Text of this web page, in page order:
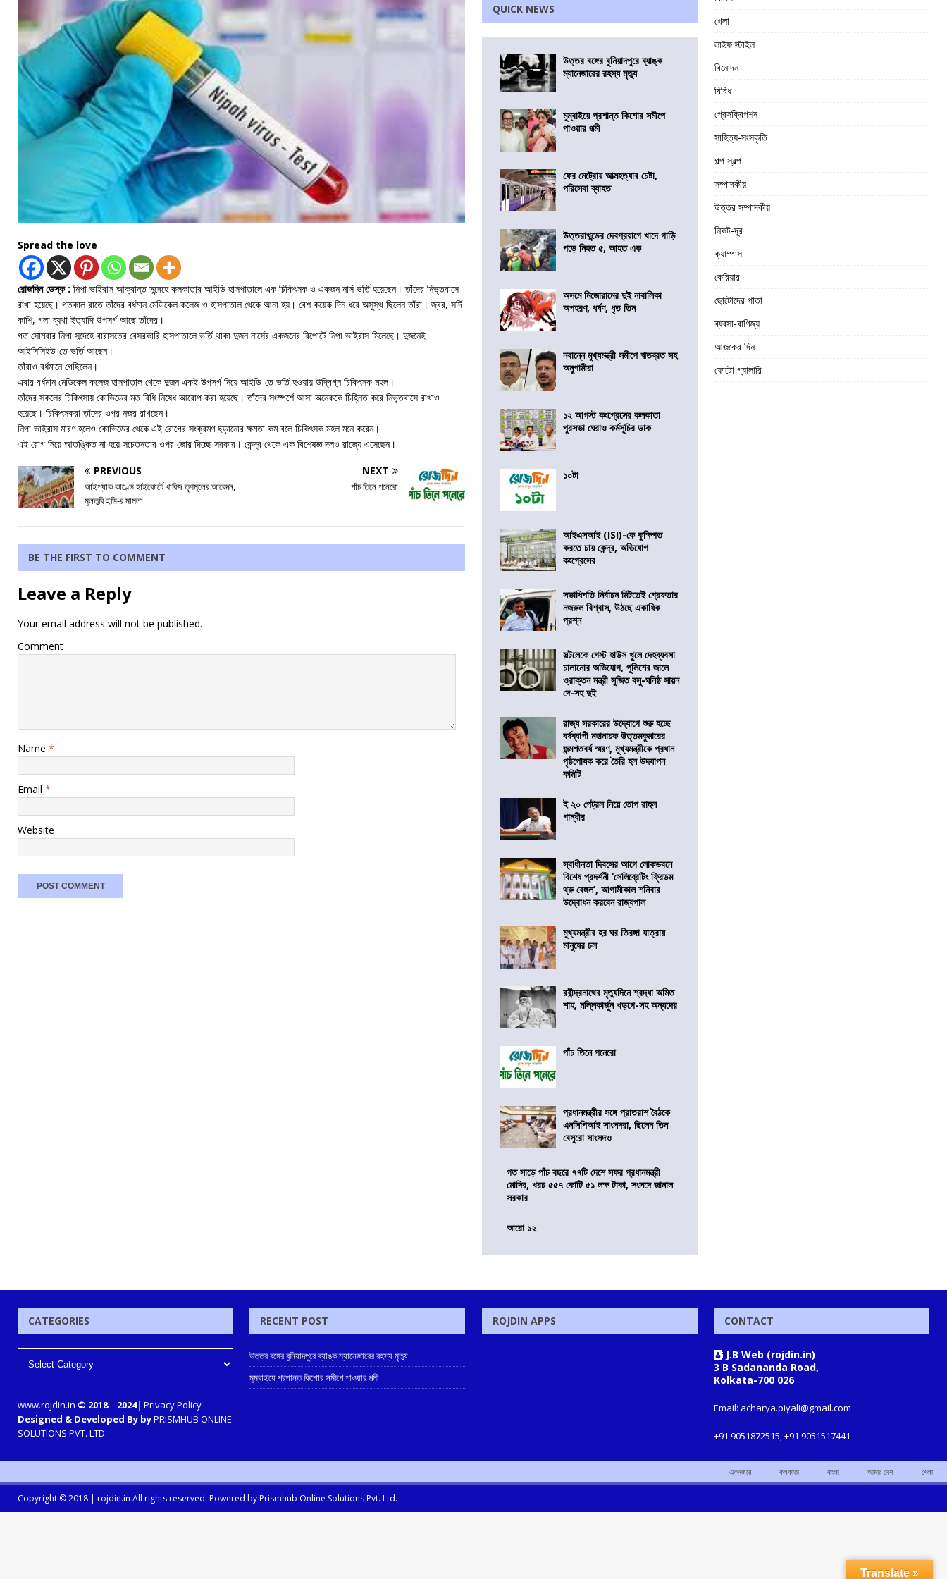
Spread the love
রোজদিন ডেস্ক : নিপা ভাইরাস আক্রান্ত সন্দেহে কলকাতার আইডি হাসপাতালে এক চিকিৎসক ও একজন নার্স ভর্তি হয়েছেন। তাঁদের নিভৃতবাসে
রাখা হয়েছে। গতকাল রাতে তাঁদের বর্ধমান মেডিকেল কলেজ ও হাসপাতাল থেকে আনা হয়। বেশ কয়েক দিন ধরে অসুস্থ ছিলেন তাঁরা। জ্বর, সর্দি
কাশি, গলা ব্যথা ইত্যাদি উপসর্গ আছে তাঁদের।
গত সোমবার নিপা সন্দেহে বারাসতের বেসরকারি হাসপাতালে ভর্তি থাকা দুজন নার্সের একজনের রিপোর্টে নিপা ভাইরাস মিলেছে। দুজনেই
আইসিসিইউ-তে ভর্তি আছেন।
তাঁরাও বর্ধমানে গেছিলেন।
এবার বর্ধমান মেডিকেল কলেজ হাসপাতাল থেকে দুজন একই উপসর্গ নিয়ে আইডি-তে ভর্তি হওয়ায় উদ্বিগ্ন চিকিৎসক মহল।
তাঁদের সকলের চিকিৎসায় কোভিডের মত বিধি নিষেধ আরোপ করা হয়েছে। তাঁদের সংস্পর্শে আসা অনেককে চিহ্নিত করে নিভৃতবাসে রাখাও
হয়েছে। চিকিৎসকরা তাঁদের ওপর নজর রাখছেন।
নিপা ভাইরাস মারণ হলেও কোভিডের থেকে এই রোগের সংক্রমণ ছড়ানোর ক্ষমতা কম বলে চিকিৎসক মহল মনে করেন।
এই রোগ নিয়ে আতঙ্কিত না হয়ে সচেতনতার ওপর জোর দিচ্ছে সরকার। কেন্দ্র থেকে এক বিশেষজ্ঞ দলও রাজ্যে এসেছেন।
PREVIOUS
আইপ্যাক কাণ্ডে হাইকোর্টে খারিজ তৃণমূলের আবেদন,
মুলতুবি ইডি-র মামলা
NEXT
পাঁচ তিনে পনেরো
BE THE FIRST TO COMMENT
Leave a Reply
Your email address will not be published.
Comment
Name *
Email *
Website
QUICK NEWS
উত্তর বঙ্গের বুনিয়াদপুরে ব্যাঙ্ক
ম্যানেজারের রহস্য মৃত্যু
মুম্বাইয়ে প্রশান্ত কিশোর সমীপে
পাওয়ার পত্মী
ফের মেট্রোয় আত্মহত্যার চেষ্টা,
পরিসেবা ব্যাহত
উত্তরাখন্ডের দেবপ্রয়াগে খাদে গাড়ি
পড়ে নিহত ৫, আহত এক
অসমে মিজোরামের দুই নাবালিকা
অপহরণ, ধর্ষণ, ধৃত তিন
নবান্নে মুখ্যমন্ত্রী সমীপে ঋতব্রত সহ
অনুগামীরা
১২ আগস্ট কংগ্রেসের কলকাতা
পুরসভা ঘেরাও কর্মসূচির ডাক
১০টা
আইএসআই (ISI)-কে কুক্ষিগত
করতে চায় কেন্দ্র, অভিযোগ
কংগ্রেসের
সভাধিপতি নির্বাচন মিটতেই গ্রেফতার
নজরুল বিশ্বাস, উঠছে একাধিক
প্রশ্ন
সল্টলেকে গেস্ট হাউস খুলে দেহব্যবসা
চালানোর অভিযোগ, পুলিশের জালে
ও্রাক্তন মন্ত্রী সুজিত বসু-ঘনিষ্ঠ সায়ন
দে-সহ দুই
রাজ্য সরকারের উদ্যোগে শুরু হচ্ছে
বর্ষব্যাপী মহানায়ক উত্তমকুমারের
জন্মশতবর্ষ স্মরণ, মুখ্যমন্ত্রীকে প্রধান
পৃষ্ঠপোষক করে তৈরি হল উদযাপন
কমিটি
ই ২০ পেট্রল নিয়ে তোপ রাহুল
গান্ধীর
স্বাধীনতা দিবসের আগে লোকভবনে
বিশেষ প্রদর্শনী ‘সেলিব্রেটিং ফ্রিডম
থ্রু বেঙ্গল’, আগামীকাল শনিবার
উদ্বোধন করবেন রাজ্যপাল
মুখ্যমন্ত্রীর হর ঘর তিরঙ্গা যাত্রায়
মানুষের ঢল
রবীন্দ্রনাথের মৃত্যুদিনে শ্রদ্ধা অমিত
শাহ, মল্লিকার্জুন খড়গে-সহ অন্যদের
পাঁচ তিনে পনেরো
প্রধানমন্ত্রীর সঙ্গে প্রাতরাশ বৈঠকে
এনসিপিআই সাংসদরা, ছিলেন তিন
বেসুরো সাংসদও
গত সাড়ে পাঁচ বছরে ৭৭টি দেশে সফর প্রধানমন্ত্রী
মোদির, খরচ ৫৫৭ কোটি ৫১ লক্ষ টাকা, সংসদে জানাল
সরকার
আরো ১২
খেলা
লাইফ স্টাইল
বিনোদন
বিবিধ
প্রেসক্রিপশন
সাহিত্য-সংস্কৃতি
গল্প স্বল্প
সম্পাদকীয়
উত্তর সম্পাদকীয়
নিকট-দূর
ক্যাম্পাস
কেরিয়ার
ছোটোদের পাতা
ব্যবসা-বাণিজ্য
আজকের দিন
ফোটো গ্যালারি
CATEGORIES
www.rojdin.in © 2018– 2024| Privacy Policy
Designed & Developed By byPRISMHUB ONLINE
SOLUTIONS PVT. LTD.
RECENT POST
উত্তর বঙ্গের বুনিয়াদপুরে ব্যাঙ্ক ম্যানেজারের রহস্য মৃত্যু
মুম্বাইয়ে প্রশান্ত কিশোর সমীপে পাওয়ার পত্মী
ROJDIN APPS CONTACT
J.B Web (rojdin.in)
3 B Sadananda Road,
Kolkata-700 026
Email: acharya.piyali@gmail.com
+91 9051872515, +91 9051517441
একনজরে কলকাতা বাংলা আমার দেশ খেলা
Copyright © 2018 | rojdin.in All rights reserved. Powered by Prismhub Online Solutions Pvt. Ltd.
Translate »